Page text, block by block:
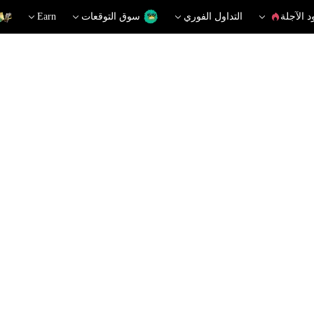
الآجلة التداول الفوري سوق التوقعات Earn